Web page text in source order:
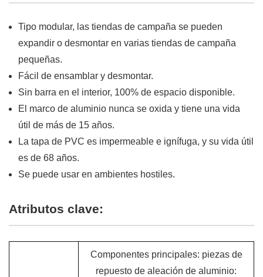
Tipo modular, las tiendas de campaña se pueden
expandir o desmontar en varias tiendas de campaña
pequeñas.
Fácil de ensamblar y desmontar.
Sin barra en el interior, 100% de espacio disponible.
El marco de aluminio nunca se oxida y tiene una vida
útil de más de 15 años.
La tapa de PVC es impermeable e ignífuga, y su vida útil
es de 68 años.
Se puede usar en ambientes hostiles.
Atributos clave:
Componentes principales: piezas de
repuesto de aleación de aluminio: